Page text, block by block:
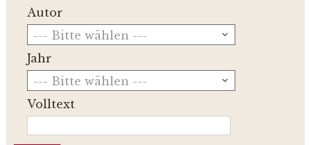
Autor
--- Bitte wählen ---
Jahr
--- Bitte wählen ---
Volltext